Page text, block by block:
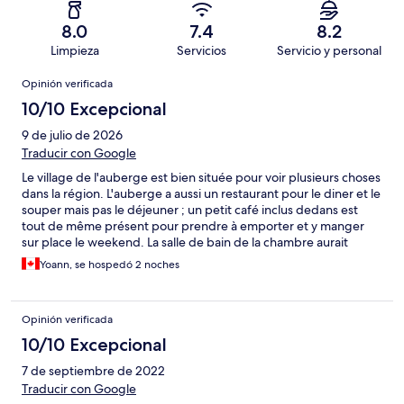
8.0
Limpieza
7.4
Servicios
8.2
Servicio y personal
Opiniones
Opinión verificada
10/10 Excepcional
9 de julio de 2026
Traducir con Google
Le village de l'auberge est bien située pour voir plusieurs choses
dans la région. L'auberge a aussi un restaurant pour le diner et le
souper mais pas le déjeuner ; un petit café inclus dedans est
tout de même présent pour prendre à emporter et y manger
sur place le weekend. La salle de bain de la chambre aurait
besoin d'un petit rafraîchissement et la douche était petite.
Yoann, se hospedó 2 noches
Opinión verificada
10/10 Excepcional
7 de septiembre de 2022
Traducir con Google